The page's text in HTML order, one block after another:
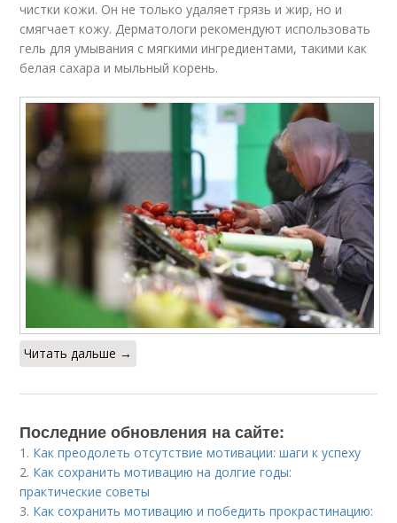
чистки кожи. Он не только удаляет грязь и жир, но и
смягчает кожу. Дерматологи рекомендуют использовать
гель для умывания с мягкими ингредиентами, такими как
белая сахара и мыльный корень.
Читать дальше →
Последние обновления на сайте:
1. Как преодолеть отсутствие мотивации: шаги к успеху
2. Как сохранить мотивацию на долгие годы:
практические советы
3. Как сохранить мотивацию и победить прокрастинацию: